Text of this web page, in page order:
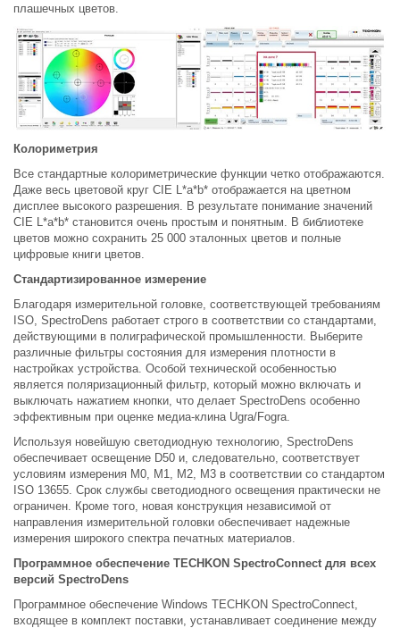
плашечных цветов.
Колориметрия
Все стандартные колориметрические функции четко отображаются.
Даже весь цветовой круг CIE L*a*b* отображается на цветном
дисплее высокого разрешения. В результате понимание значений
CIE L*a*b* становится очень простым и понятным. В библиотеке
цветов можно сохранить 25 000 эталонных цветов и полные
цифровые книги цветов.
Стандартизированное измерение
Благодаря измерительной головке, соответствующей требованиям
ISO, SpectroDens работает строго в соответствии со стандартами,
действующими в полиграфической промышленности. Выберите
различные фильтры состояния для измерения плотности в
настройках устройства. Особой технической особенностью
является поляризационный фильтр, который можно включать и
выключать нажатием кнопки, что делает SpectroDens особенно
эффективным при оценке медиа-клина Ugra/Fogra.
Используя новейшую светодиодную технологию, SpectroDens
обеспечивает освещение D50 и, следовательно, соответствует
условиям измерения M0, M1, M2, M3 в соответствии со стандартом
ISO 13655. Срок службы светодиодного освещения практически не
ограничен. Кроме того, новая конструкция независимой от
направления измерительной головки обеспечивает надежные
измерения широкого спектра печатных материалов.
Программное обеспечение TECHKON SpectroConnect для всех
версий SpectroDens
Программное обеспечение Windows TECHKON SpectroConnect,
входящее в комплект поставки, устанавливает соединение между